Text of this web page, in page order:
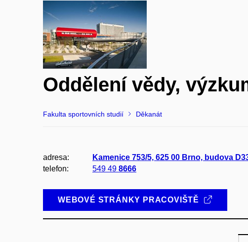
Oddělení vědy,
Fakulta sportovních studií Děkanát
adresa:
Kamenice 753/5, 625 00 Brno, budova
telefon:
549 49 8666
WEBOVÉ STRÁNKY PRACOVIŠTĚ